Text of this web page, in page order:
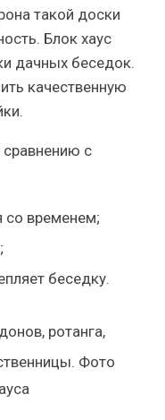
такой доски
Блок хаус
дачных беседок.
качественную
с
со временем;
беседку.